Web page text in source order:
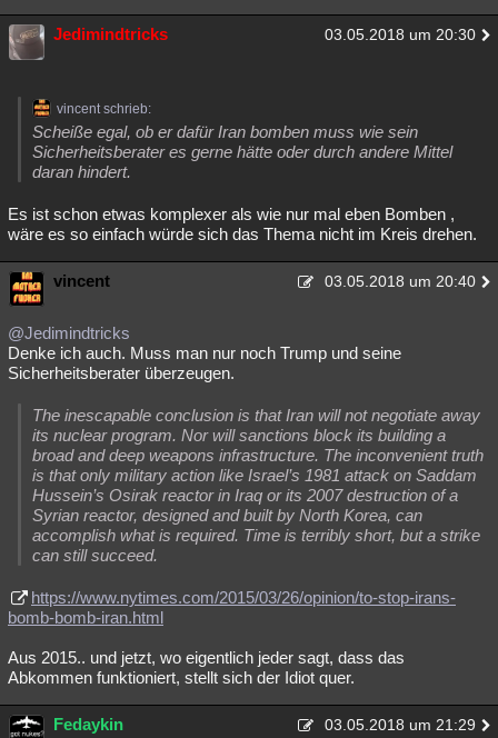
Jedimindtricks 03.05.2018 um 20:30
vincent schrieb:
Scheiße egal, ob er dafür Iran bomben muss wie sein
Sicherheitsberater es gerne hätte oder durch andere Mittel
daran hindert.
Es ist schon etwas komplexer als wie nur mal eben Bomben ,
wäre es so einfach würde sich das Thema nicht im Kreis drehen.
vincent 03.05.2018 um 20:40
@Jedimindtricks
Denke ich auch. Muss man nur noch Trump und seine
Sicherheitsberater überzeugen.
The inescapable conclusion is that Iran will not negotiate away
its nuclear program. Nor will sanctions block its building a
broad and deep weapons infrastructure. The inconvenient truth
is that only military action like Israel’s 1981 attack on Saddam
Hussein’s Osirak reactor in Iraq or its 2007 destruction of a
Syrian reactor, designed and built by North Korea, can
accomplish what is required. Time is terribly short, but a strike
can still succeed.
https://www.nytimes.com/2015/03/26/opinion/to-stop-irans-
bomb-bomb-iran.html
Aus 2015.. und jetzt, wo eigentlich jeder sagt, dass das
Abkommen funktioniert, stellt sich der Idiot quer.
Fedaykin 03.05.2018 um 21:29